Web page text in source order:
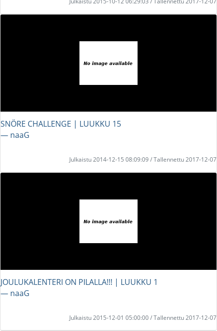
SNÖRE CHALLENGE | LUUKKU 15
― naaG
Julkaistu 2014-12-15 08:09:09 / Tallennettu 2017-12-07
JOULUKALENTERI ON PILALLA!!! | LUUKKU 1
― naaG
Julkaistu 2015-12-01 05:00:00 / Tallennettu 2017-12-07